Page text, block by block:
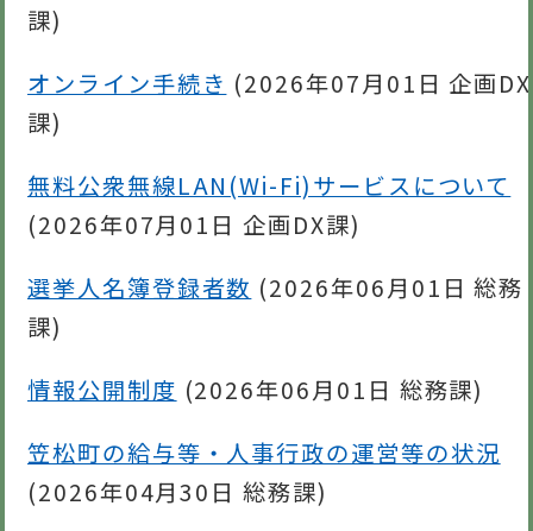
課)
オンライン手続き (2026年07月01日 企画DX
課)
無料公衆無線LAN(Wi-Fi)サービスについて
(2026年07月01日 企画DX課)
選挙人名簿登録者数 (2026年06月01日 総務
課)
情報公開制度 (2026年06月01日 総務課)
笠松町の給与等・人事行政の運営等の状況
(2026年04月30日 総務課)